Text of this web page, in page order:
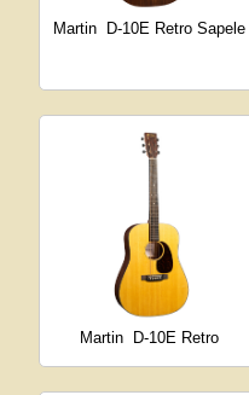
Martin D-10E Retro Sapele
Martin D-10E Retro